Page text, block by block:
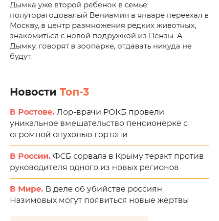
Дымка уже второй ребенок в семье:
полуторагодовалый Вениамин в январе переехал в
Москву, в центр размножения редких животных,
знакомиться с новой подружкой из Пензы. А
Дымку, говорят в зоопарке, отдавать никуда не
будут.
Новости Топ-3
В Ростове. Лор-врачи РОКБ провели
уникальное вмешательство пенсионерке с
огромной опухолью гортани
В России. ФСБ сорвала в Крыму теракт против
руководителя одного из новых регионов
В Мире. В деле об убийстве россиян
Назимовых могут появиться новые жертвы